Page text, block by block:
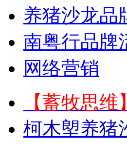
养猪沙龙品
南粤行品牌
网络营销
【蓄牧思
柯木塱养猪